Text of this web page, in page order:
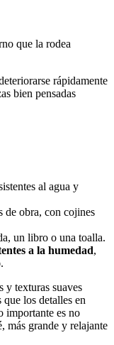
que la rodea
rápidamente
bien pensadas
al agua y
de obra, con cojines
un libro o una toalla.
a la humedad,
y texturas suaves
que los detalles en
importante es no
más grande y relajante